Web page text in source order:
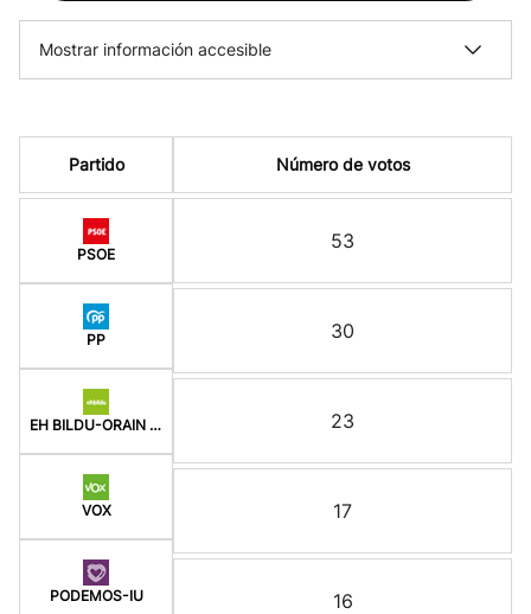
Mostrar información accesible
Partido
PSOE
PP
EH BILDU-ORAIN ERREP
VOX
PODEMOS-IU
Número de votos
53
30
23
17
16